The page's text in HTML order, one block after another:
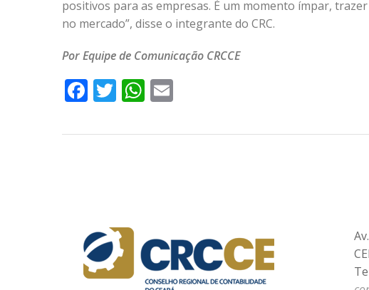
positivos para as empresas. É um momento ímpar,
no mercado”, disse o integrante do CRC.
Por Equipe de Comunicação CRCCE
Facebook
TwitterWhatsApp